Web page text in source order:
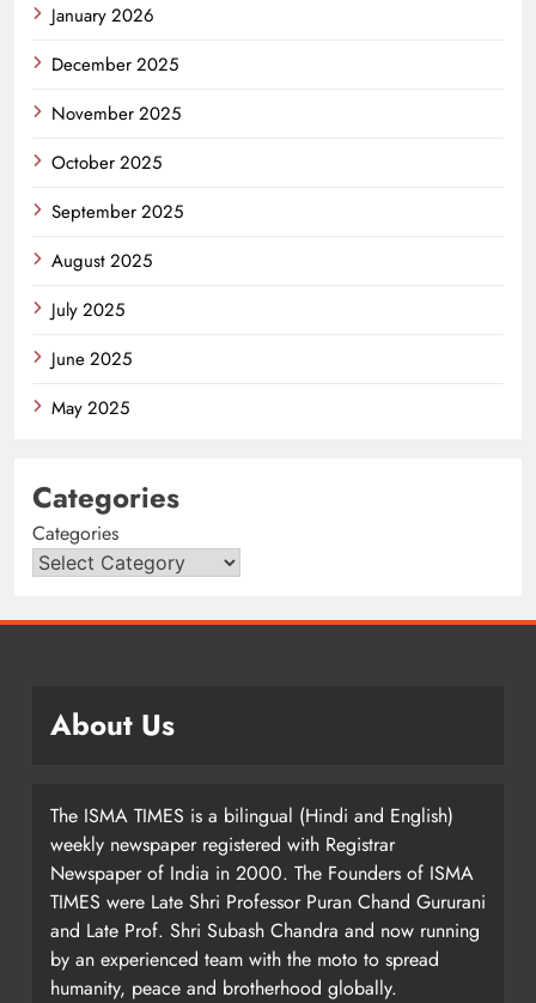
January 2026
December 2025
November 2025
October 2025
September 2025
August 2025
July 2025
June 2025
May 2025
Categories
Categories
About Us
The ISMA TIMES is a bilingual (Hindi and English)
weekly newspaper registered with Registrar
Newspaper of India in 2000. The Founders of ISMA
TIMES were Late Shri Professor Puran Chand Gururani
and Late Prof. Shri Subash Chandra and now running
by an experienced team with the moto to spread
humanity, peace and brotherhood globally.